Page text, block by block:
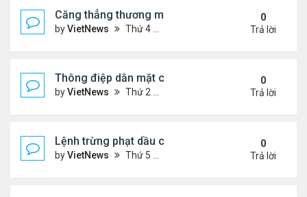
Căng thẳng thương mại sẽ đốt nóng cuộc gặp
byVietNews Thứ 4 Tháng 10 29, 2025 5:40 pm
0
Trả lời
Thông điệp dằn mặt của Washington khi điều
byVietNews Thứ 2 Tháng 10 27, 2025 5:06 pm
0
Trả lời
Lệnh trừng phạt dầu của ông Trump có thể giáng
byVietNews Thứ 5 Tháng 10 23, 2025 5:12 pm
0
Trả lời